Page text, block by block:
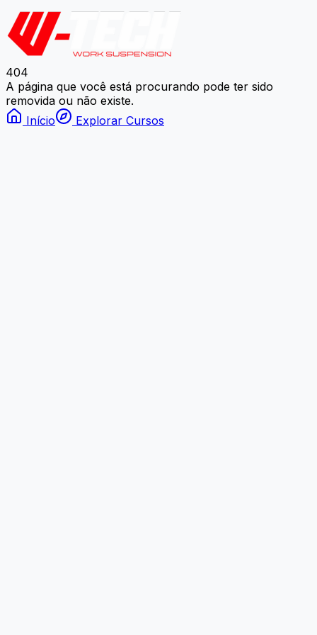
404
A página que você está procurando pode ter sido
removida ou não existe.
Início
Explorar Cursos